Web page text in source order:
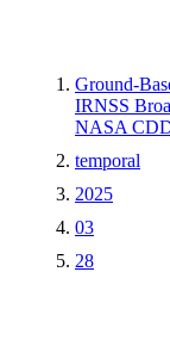
Ground-
IRNSS
NASA
temporal
2025
03
28